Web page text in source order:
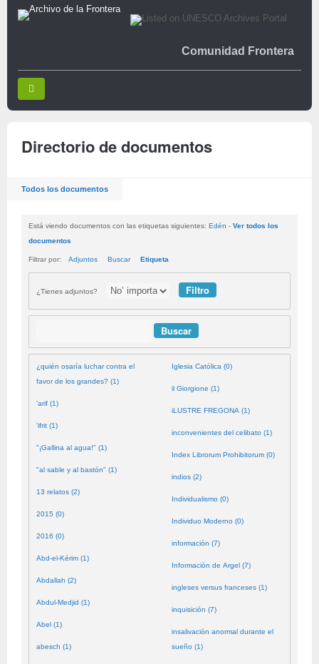
Comunidad Frontera
Directorio de documentos
Todos los documentos
Está viendo documentos con las etiquetas siguientes: Edén - Ver todos los
documentos
Filtrar por: Adjuntos Buscar Etiqueta
¿Tienes adjuntos?
¿quién osaría luchar contra el
favor de los grandes? (1)
'arif (1)
'ifrit (1)
"¡Gallina al agua!" (1)
"al sable y al bastón" (1)
13 relatos (2)
2015 (0)
2016 (0)
Abd-el-Kérim (1)
Abdallah (2)
Abdul-Medjid (1)
Abel (1)
abesch (1)
Iglesia Católica (0)
il Giorgione (1)
iLUSTRE FREGONA (1)
inconvenientes del celibato (1)
Index Librorum Prohibitorum (0)
indios (2)
Individualismo (0)
Individuo Moderno (0)
información (7)
Información de Argel (7)
ingleses versus franceses (1)
inquisición (7)
insalivación anormal durante el
sueño (1)